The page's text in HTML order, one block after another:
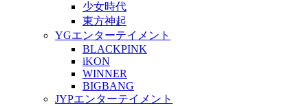
少女時代
東方神起
YGエンターテイメント
BLACKPINK
iKON
WINNER
BIGBANG
JYPエンターテイメント